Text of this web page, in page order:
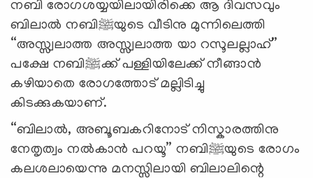
നബി രോഗശയ്യയിലായിരിക്കെ ആ ദിവസവും
ബിലാല്‍ നബിﷺയുടെ വീടിനു മുന്നിലെത്തി
“അസ്സ്വലാത്ത അസ്സ്വലാത്ത യാ റസൂലല്ലാഹ്”
പക്ഷേ നബിﷺക്ക് പള്ളിയിലേക്ക് നീങ്ങാന്‍
കഴിയാതെ രോഗത്തോട് മല്ലിടിച്ചു
കിടക്കുകയാണ്.
“ബിലാല്‍, അബൂബകറിനോട്‌ നിസ്കാരത്തിനു
നേതൃത്വം നല്‍കാന്‍ പറയൂ” നബിﷺയുടെ രോഗം
കലശലായെന്നു മനസ്സിലായി ബിലാലിന്റെ